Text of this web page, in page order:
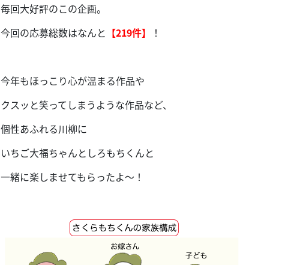
毎回大好評のこの企画。
今回の応募総数はなんと 【219件】 ！
今年もほっこり心が温まる作品や
クスッと笑ってしまうような作品など、
個性あふれる川柳に
いちご大福ちゃんとしろもちくんと
一緒に楽しませてもらったよ〜！